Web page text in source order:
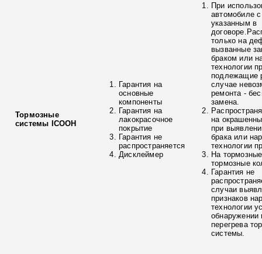
Тормозные
системы ICOOH
Гарантия на
основные
компоненты
Гарантия на
лакокрасочное
покрытие
Гарантия не
распространяется
Дисклеймер
При
автомобиле
указанным в
только на
вызванные
браком или
технологии
подлежащие
случае
ремонта -
замена.
на
при
брака или
технологии
На
тормозные
Гарантия не
случаи
признаков
технологии
обнаружении
перегрева
системы.